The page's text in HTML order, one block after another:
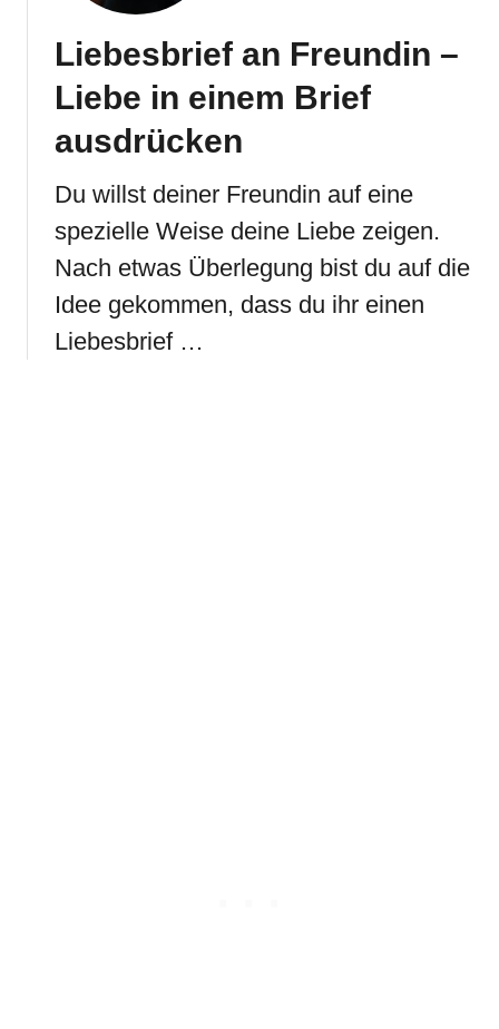
Liebesbrief an Freundin –
Liebe in einem Brief
ausdrücken
Du willst deiner Freundin auf eine
spezielle Weise deine Liebe zeigen.
Nach etwas Überlegung bist du auf die
Idee gekommen, dass du ihr einen
Liebesbrief …